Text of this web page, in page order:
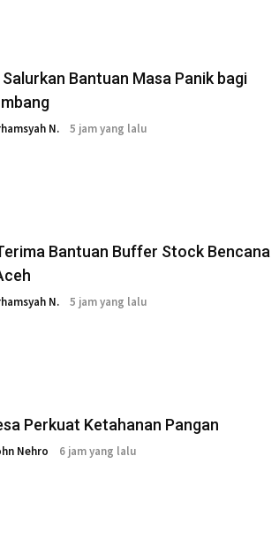
Bantuan Masa Panik bagi
N. 5 jam yang lalu
Bantuan Buffer Stock Bencana
N. 5 jam yang lalu
Perkuat Ketahanan Pangan
Nehro 6 jam yang lalu